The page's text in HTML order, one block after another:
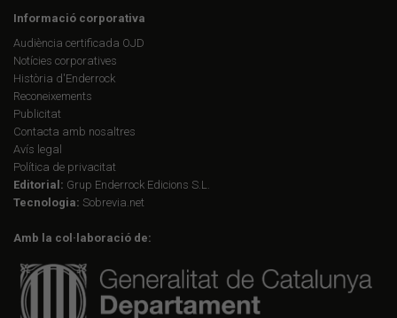
Informació corporativa
Audiència certificada OJD
Notícies corporatives
Història d'Enderrock
Reconeixements
Publicitat
Contacta amb nosaltres
Avís legal
Política de privacitat
Editorial: Grup Enderrock Edicions S.L.
Tecnologia: Sobrevia.net
Amb la col·laboració de: